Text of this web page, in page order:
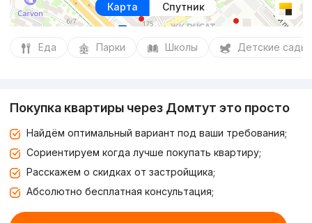
Карта Спутник
Еда Парки Школы Детские сады
Покупка квартиры через Домтут это просто
Найдём оптимальный вариант под ваши требования;
Сориентируем когда лучше покупать квартиру;
Расскажем о скидках от застройщика;
Абсолютно бесплатная консультация;